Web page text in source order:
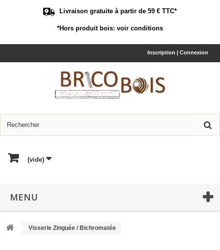
Livraison gratuite à partir de 59 € TTC*
*Hors produit bois: voir conditions
Inscription | Connexion
(vide)
MENU
Visserie Zinguée / Bichromatée